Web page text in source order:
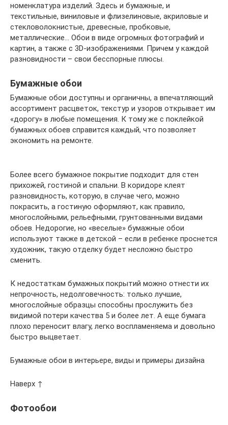
номенклатура изделий. Здесь и бумажные, и
текстильные, виниловые и флизелиновые, акриловые и
стекловолокнистые, древесные, пробковые,
металлические… Обои в виде огромных фотографий и
картин, а также с 3D-изображениями. Причем у каждой
разновидности – свои бесспорные плюсы.
Бумажные обои
Бумажные обои доступны и органичны, а впечатляющий
ассортимент расцветок, текстур и узоров открывает им
«дорогу» в любые помещения. К тому же с поклейкой
бумажных обоев справится каждый, что позволяет
экономить на ремонте.
Более всего бумажное покрытие подходит для стен
прихожей, гостиной и спальни. В коридоре клеят
разновидность, которую, в случае чего, можно
покрасить, а гостиную оформляют, как правило,
многослойными, рельефными, грунтованными видами
обоев. Недорогие, но «веселые» бумажные обои
используют также в детской – если в ребенке проснется
художник, такую отделку будет несложно быстро
сменить.
К недостаткам бумажных покрытий можно отнести их
непрочность, недолговечность: только лучшие,
многослойные образцы способны прослужить без
видимой потери качества 5 и более лет. А еще бумага
плохо переносит влагу, легко воспламеняема и довольно
быстро выцветает.
Бумажные обои в интерьере, виды и примеры дизайна
Наверх ↑
Фотообои